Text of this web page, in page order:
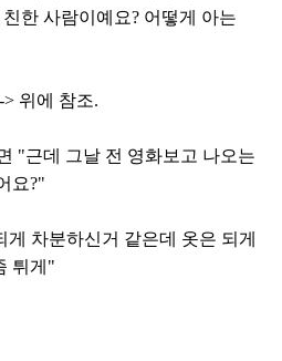
한 사람이예요? 어떻게 아는
위에 참조.
"근데 그날 전 영화보고 나오는
요?"
차분하신거 같은데 옷은 되게
튀게"